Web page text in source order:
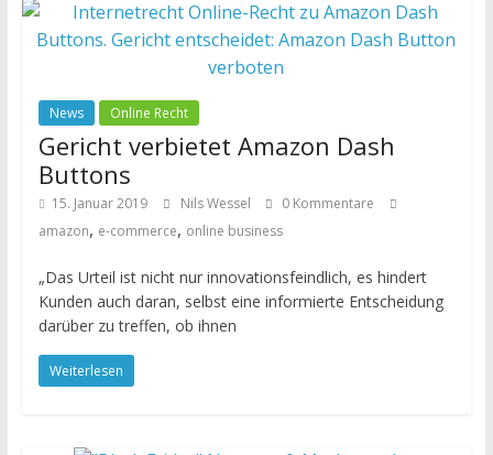
News Online Recht
Gericht verbietet Amazon Dash
Buttons
15. Januar 2019 Nils Wessel
0 Kommentare
amazon, e-commerce, online business
„Das Urteil ist nicht nur innovationsfeindlich, es hindert
Kunden auch daran, selbst eine informierte Entscheidung
darüber zu treffen, ob ihnen
Weiterlesen